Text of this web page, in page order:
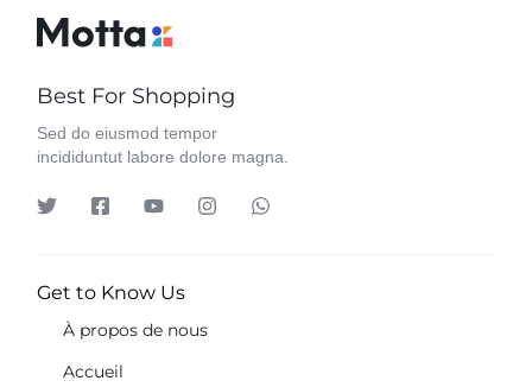
Best For Shopping
Sed do eiusmod tempor
incididuntut labore dolore magna.
Get to Know Us
À propos de nous
Accueil